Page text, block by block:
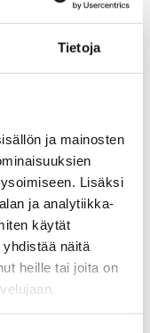
Tietoja
ja mainosten
Lisäksi
ja analytiikka-
käytät
näitä
heille tai joita on